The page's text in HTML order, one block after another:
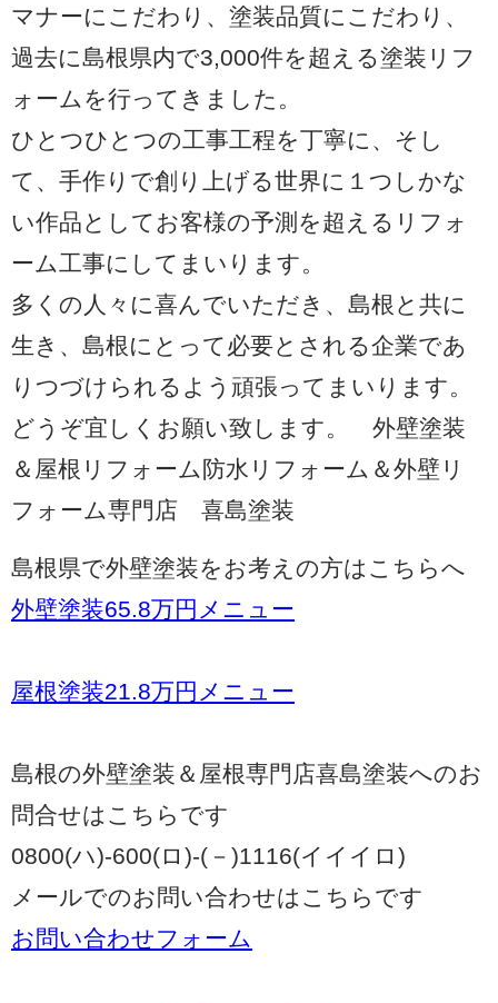
マナーにこだわり、塗装品質にこだわり、
過去に島根県内で3,000件を超える塗装リフ
ォームを行ってきました。
ひとつひとつの工事工程を丁寧に、そし
て、手作りで創り上げる世界に１つしかな
い作品としてお客様の予測を超えるリフォ
ーム工事にしてまいります。
多くの人々に喜んでいただき、島根と共に
生き、島根にとって必要とされる企業であ
りつづけられるよう頑張ってまいります。
どうぞ宜しくお願い致します。 外壁塗装
＆屋根リフォーム防水リフォーム＆外壁リ
フォーム専門店 喜島塗装
島根県で外壁塗装をお考えの方はこちらへ
外壁塗装65.8万円メニュー
屋根塗装21.8万円メニュー
島根の外壁塗装＆屋根専門店喜島塗装へのお
問合せはこちらです
0800(ハ)-600(ロ)-(－)1116(イイイロ)
メールでのお問い合わせはこちらです
お問い合わせフォーム